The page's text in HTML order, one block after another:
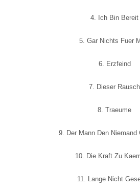
4. Ich Bin Bereit
5. Gar Nichts Fuer
6. Erzfeind
7. Dieser Rausch
8. Traeume
9. Der Mann Den Niemand
10. Die Kraft Zu
11. Lange Nicht